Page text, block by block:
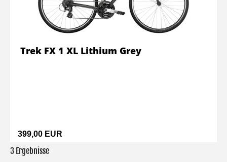
399,00 EUR
Trek FX 1 XL Lithium Grey
3 Ergebnisse